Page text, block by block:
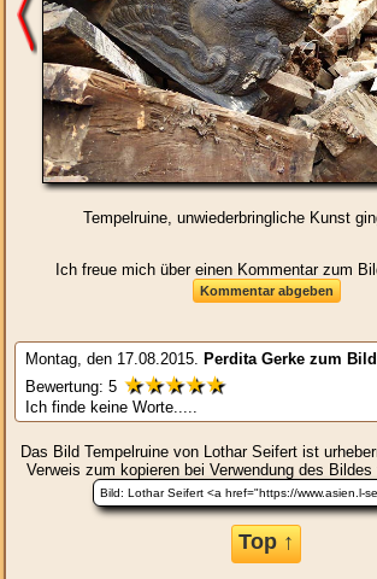
Tempelruine, unwiederbringliche Kunst
Ich freue mich über einen Kommentar zum
Montag, den 17.08.2015. Perdita Gerke zum Bild
Bewertung: 5 ★★★★★
Ich finde keine Worte.....
Das Bild Tempelruinevon Lothar Seifert ist
Verweis zum kopieren bei Verwendung des
Top ↑